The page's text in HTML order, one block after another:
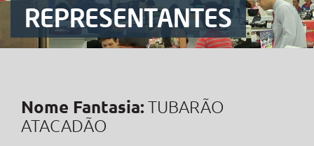
REPRESENTANTES
Nome Fantasia: TUBARÃO
ATACADÃO